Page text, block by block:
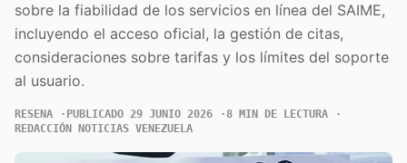
sobre la fiabilidad de los servicios en línea del SAIME,
incluyendo el acceso oficial, la gestión de citas,
consideraciones sobre tarifas y los límites del soporte
al usuario.
RESENA PUBLICADO 29 JUNIO 2026
8 MIN DE LECTURA
REDACCIÓN NOTICIAS VENEZUELA